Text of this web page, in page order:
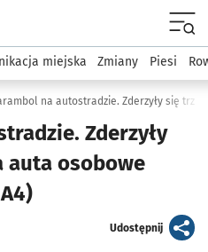
podserwis: Komunikacja
miejska Zmiany Piesi
Zderzyły
auta osobowe
Udostępnijartykuł